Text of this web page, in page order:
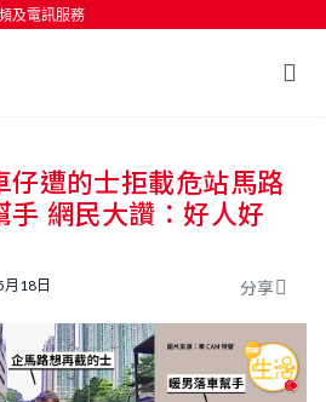
及電訊服務
輸入鍵開始搜尋
仔遭的士拒載危站馬路
手 網民大讚：好人好
18日 分享